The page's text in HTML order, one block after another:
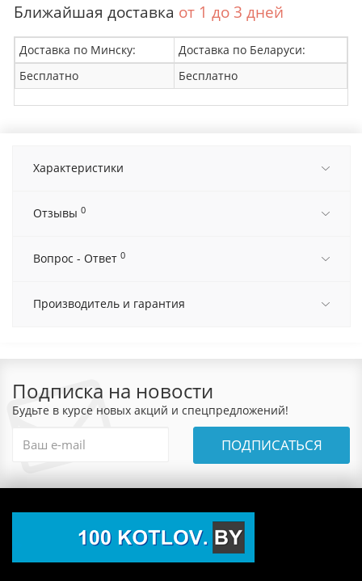
Ближайшая доставка от 1 до 3 дней
Доставка по Минску:
Доставка по Беларуси:
Бесплатно
Бесплатно
Характеристики
Отзывы 0
Вопрос - Ответ 0
Производитель и гарантия
Подписка на новости
Будьте в курсе новых акций и спецпредложений!
ПОДПИСАТЬСЯ